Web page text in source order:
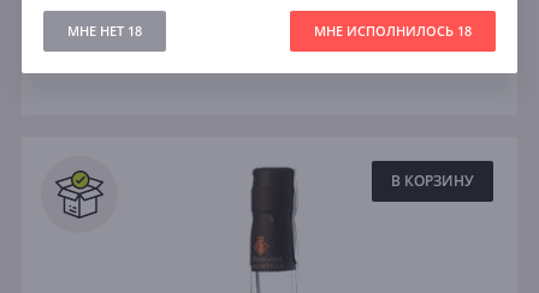
Фильтры
Все В КОРЗИНУ
МНЕ НЕТ 18 МНЕ ИСПОЛНИЛОСЬ 18